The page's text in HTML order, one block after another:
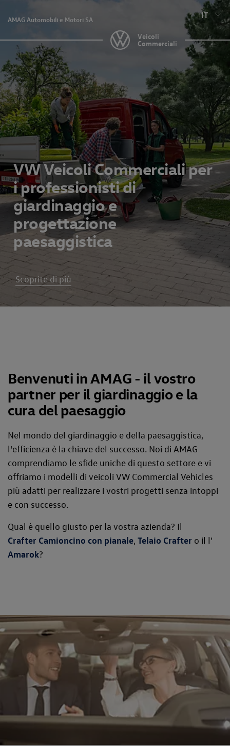
AMAG Automobili e Motori SA IT
Veicoli
Commerciali
VW Veicoli Commerciali per
i professionisti di
giardinaggio e
progettazione
paesaggistica
Scoprite di più
Benvenuti in AMAG - il vostro
partner per il giardinaggio e la
cura del paesaggio
Nel mondo del giardinaggio e della paesaggistica,
l'efficienza è la chiave del successo. Noi di AMAG
comprendiamo le sfide uniche di questo settore e vi
offriamo i modelli di veicoli VW Commercial Vehicles
più adatti per realizzare i vostri progetti senza intoppi
e con successo.
Qual è quello giusto per la vostra azienda? Il
Crafter Camioncino con pianale, Telaio Crafter o il l'
Amarok?